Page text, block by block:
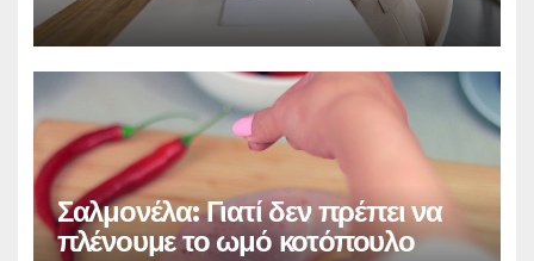
Σαλμονέλα: Γιατί δεν πρέπει να
πλένουμε το ωμό κοτόπουλο